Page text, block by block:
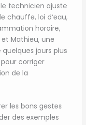
technicien ajuste
chauffe, loi d’eau,
horaire,
et Mathieu, une
jours plus
corriger
de la
les bons gestes
des exemples